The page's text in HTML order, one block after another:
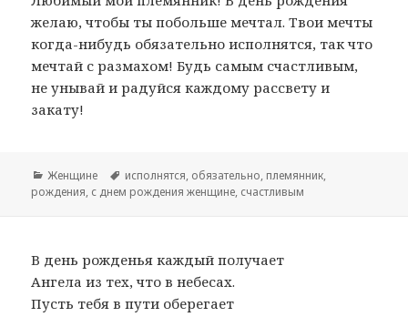
желаю, чтобы ты побольше мечтал. Твои мечты
когда-нибудь обязательно исполнятся, так что
мечтай с размахом! Будь самым счастливым,
не унывай и радуйся каждому рассвету и
закату!
Рубрики
Женщине Метки
исполнятся, обязательно, племянник,
рождения, с днем рождения женщине, счастливым
В день рожденья каждый получает
Ангела из тех, что в небесах.
Пусть тебя в пути оберегает